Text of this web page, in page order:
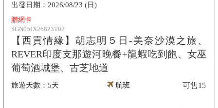
贈網卡
SGN05JX26823T02
【西貢情緣】胡志明５日-美奈沙漠之旅、
REVER印度支那遊河晚餐+龍蝦吃到飽、女巫
葡萄酒城堡、古芝地道
5天
2026/08/23 (日)
航班 可售15